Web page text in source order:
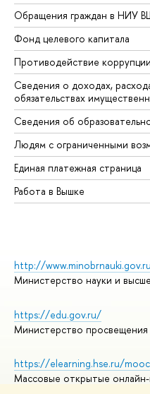
Обращения граждан в НИУ
Фонд целевого капитала
Противодействие коррупции
Сведения о доходах,
обязательствах
Сведения об
Людям с ограниченными
Единая платежная страница
Работа в Вышке
http://
Министерство науки и
https://edu.gov.ru/
Министерство
https://elearning.hse.ru/mooc
Массовые открытые онлайн-